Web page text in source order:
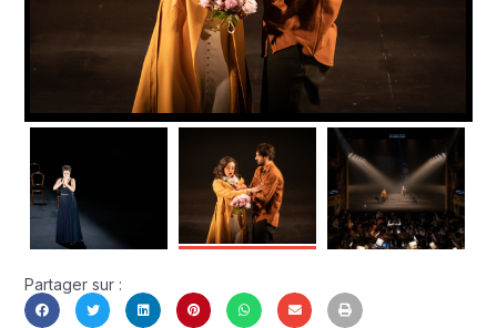
Partager sur :